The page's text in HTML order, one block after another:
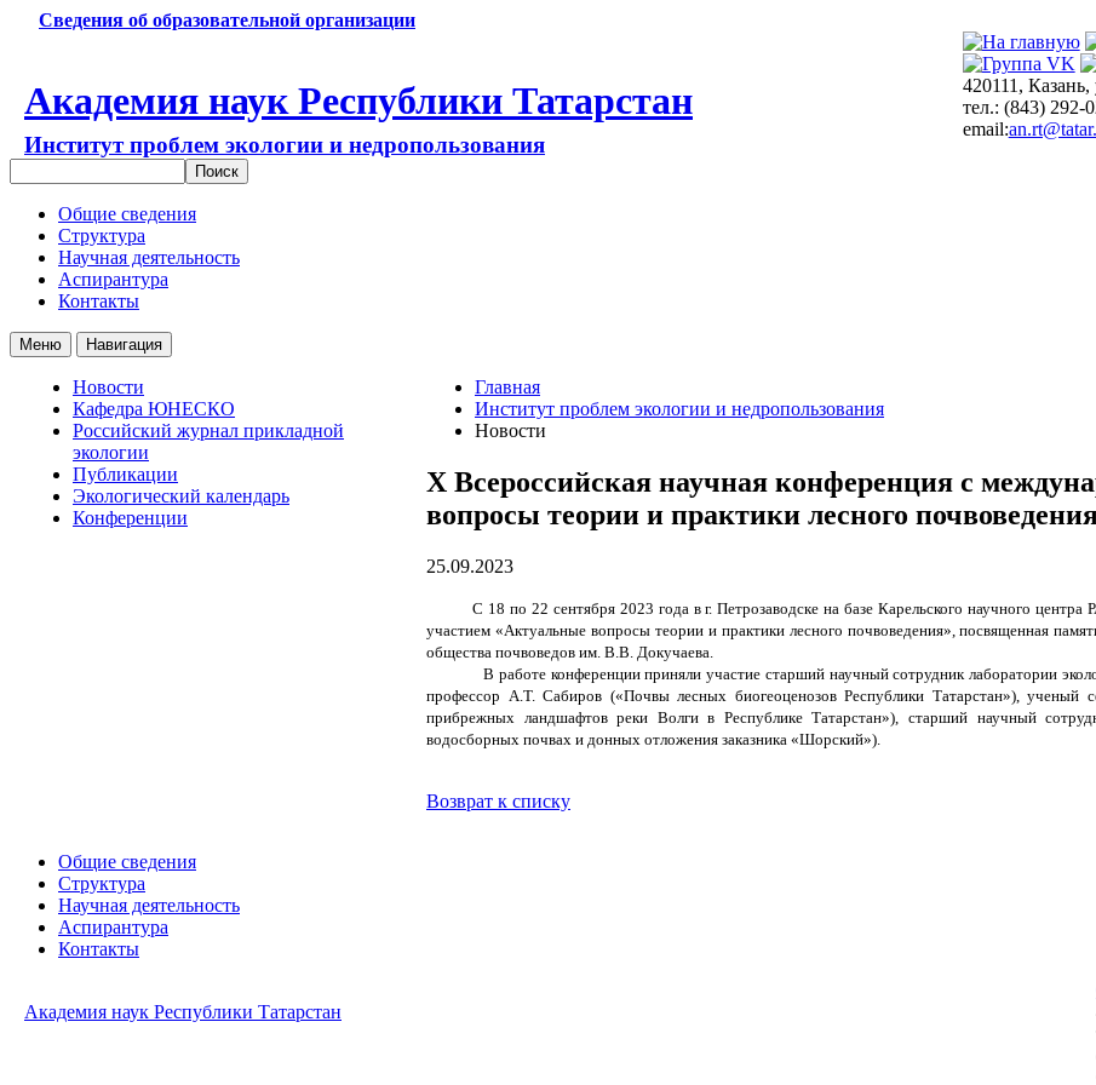
Сведения об образовательной организации
Академия наук Республики Татарстан
Институт проблем экологии и недропользования
420111,
тел.: (843) 292-
email:
Общие сведения
Структура
Научная деятельность
Аспирантура
Контакты
Меню Навигация
Новости
Кафедра ЮНЕСКО
Российский журнал прикладной
экологии
Публикации
Экологический календарь
Конференции
Главная
Институт проблем экологии и недропользования
Новости
X Всероссийская научная конференция с
вопросы теории и практики лесного
25.09.2023
С 18 по 22 сентября 2023 года в г. Петрозаводске на базе Карельского научного
участием «Актуальные вопросы теории и практики лесного почвоведения», посвященная
общества почвоведов им. В.В. Докучаева.
В работе конференции приняли участие старший научный сотрудник лаборатории
профессор А.Т. Сабиров («Почвы лесных биогеоценозов Республики Татарстан»), ученый
прибрежных ландшафтов реки Волги в Республике Татарстан»), старший научный
водосборных почвах и донных отложения заказника «Шорский»).
Возврат к списку
Общие сведения
Структура
Научная деятельность
Аспирантура
Контакты
Академия наук Республики Татарстан